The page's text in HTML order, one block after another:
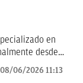
en
en español.
08/06/2026 11:13